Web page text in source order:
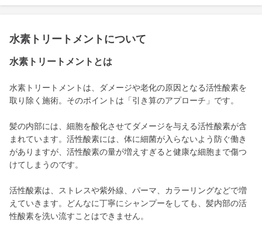
水素トリートメントについて
水素トリートメントとは
水素トリートメントは、ダメージや老化の原因となる活性酸素を
取り除く施術。そのポイントは「引き算のアプローチ」です。
髪の内部には、細胞を酸化させてダメージを与える活性酸素が含
まれています。活性酸素には、体に細菌が入らないよう防ぐ働き
がありますが、活性酸素の量が増えすぎると健康な細胞まで傷つ
けてしまうのです。
活性酸素は、ストレスや紫外線、パーマ、カラーリングなどで増
えていきます。どんなに丁寧にシャンプーをしても、髪内部の活
性酸素を洗い流すことはできません。